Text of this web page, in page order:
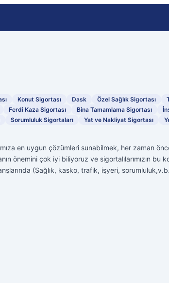
Konut Sigortası Dask Özel Sağlık Sigortası
Ferdi Kaza Sigortası Bina Tamamlama Sigortası
Sorumluluk Sigortaları Yat ve Nakliyat Sigortası
en uygun çözümleri sunabilmek, her zaman
önemini çok iyi biliyoruz ve sigortalılarımızın bu
(Sağlık, kasko, trafik, işyeri,